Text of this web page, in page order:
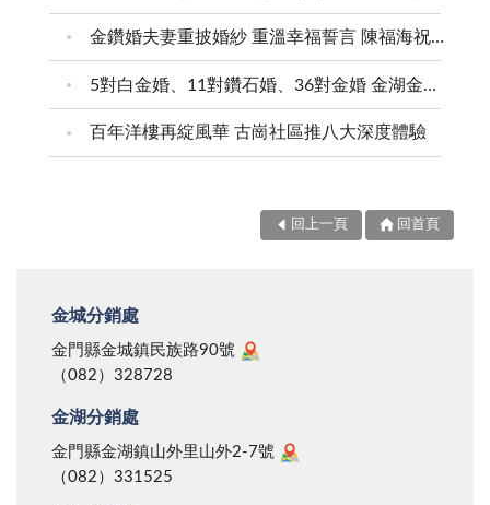
金鑽婚夫妻重披婚紗 重溫幸福誓言 陳福海祝福牽手半世紀 情深相守成典範
5對白金婚、11對鑽石婚、36對金婚 金湖金沙夫妻共享榮耀時刻 陳福海表揚金鑽婚夫妻 向半世紀相守家庭典範致敬
百年洋樓再綻風華 古崗社區推八大深度體驗
回上一頁 回首頁
金城分銷處
金門縣金城鎮民族路90號
（082）328728
金湖分銷處
金門縣金湖鎮山外里山外2-7號
（082）331525